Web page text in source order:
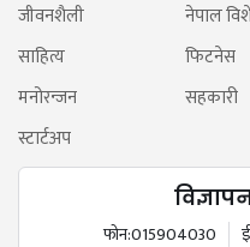
जीवनशैली नेपाल
साहित्य
फिटनेस
मनोरन्जन
सहकारी
स्टार्टअप
फोन:015904030